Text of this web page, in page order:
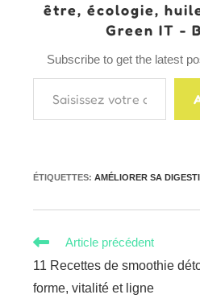
être, écologie,
Green IT -
Subscribe to get the latest
Saisissez votre adresse e-mail…
ÉTIQUETTES:AMÉLIORER SA
Read
articles
Article précédent
11 Recettes de smoothie
forme, vitalité et ligne